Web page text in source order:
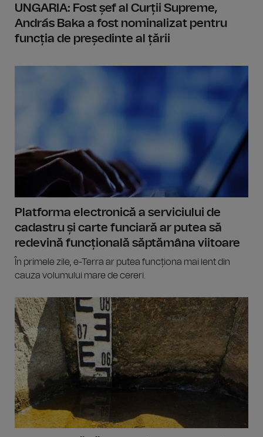
UNGARIA: Fost șef al Curții Supreme,
András Baka a fost nominalizat pentru
funcția de președinte al țării
Platforma electronică a serviciului de
cadastru și carte funciară ar putea să
redevină funcțională săptămâna viitoare
În primele zile, e-Terra ar putea funcționa mai lent din
cauza volumului mare de cereri.